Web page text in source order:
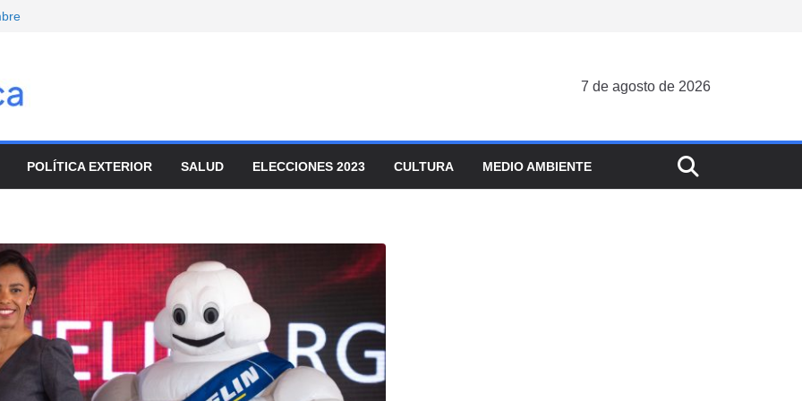
para
el ajuste
7 de agosto de 2026
POLÍTICA EXTERIOR SALUD ELECCIONES 2023 CULTURA MEDIO AMBIENTE